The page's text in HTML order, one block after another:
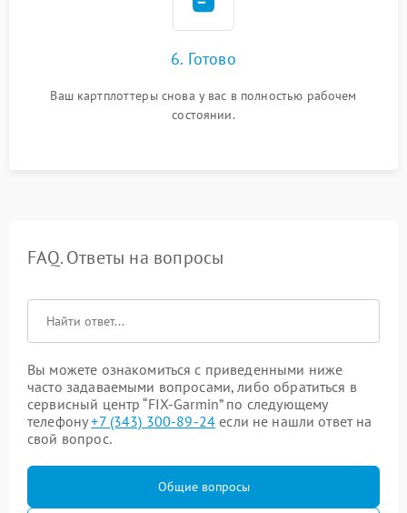
6. Готово
Ваш картплоттеры снова у вас в полностью рабочем
состоянии.
FAQ. Ответы на вопросы
Вы можете ознакомиться с приведенными ниже
часто задаваемыми вопросами, либо обратиться в
сервисный центр “FIX-Garmin” по следующему
телефону+7 (343) 300-89-24 если не нашли ответ на
свой вопрос.
Общие вопросы